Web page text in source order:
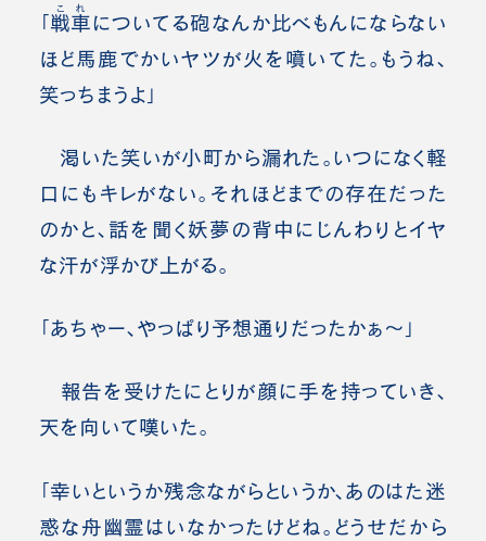
「戦車
これ
についてる砲なんか比べもんにならない
ほど馬鹿でかいヤツが火を噴いてた。もうね、
笑っちまうよ」
渇いた笑いが小町から漏れた。いつになく軽
口にもキレがない。それほどまでの存在だった
のかと、話を聞く妖夢の背中にじんわりとイヤ
な汗が浮かび上がる。
「あちゃー、やっぱり予想通りだったかぁ～」
報告を受けたにとりが顔に手を持っていき、
天を向いて嘆いた。
「幸いというか残念ながらというか、あのはた迷
惑な舟幽霊はいなかったけどね。どうせだから